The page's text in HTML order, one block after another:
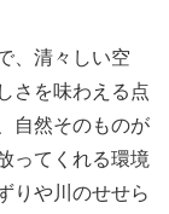
、清々しい空
さを味わえる点
自然そのものが
ってくれる環境
りや川のせせら